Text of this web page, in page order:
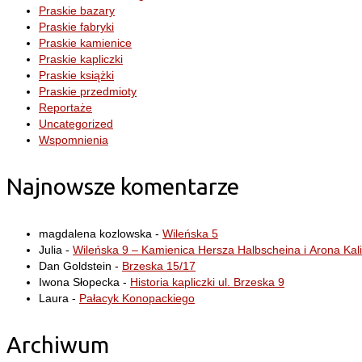
Praskie bazary
Praskie fabryki
Praskie kamienice
Praskie kapliczki
Praskie książki
Praskie przedmioty
Reportaże
Uncategorized
Wspomnienia
Najnowsze komentarze
magdalena kozlowska - Wileńska 5
Julia - Wileńska 9 – Kamienica Hersza Halbscheina i Arona
Dan Goldstein - Brzeska 15/17
Iwona Słopecka - Historia kapliczki ul. Brzeska 9
Laura - Pałacyk Konopackiego
Archiwum